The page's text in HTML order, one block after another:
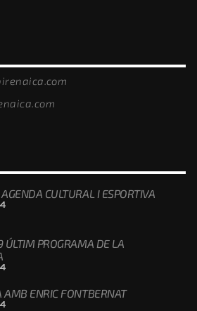
CULTURAL I ESPORTIVA
ÚLTIM PROGRAMA DE LA
AMB ENRIC FONTBERNAT